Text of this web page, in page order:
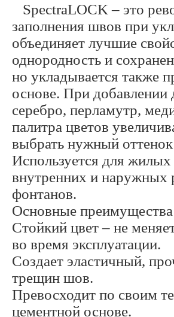
SpectraLOCK – это
заполнения швов при
объединяет лучшие
однородность и
но укладывается также
основе. При добавлении
серебро, перламутр,
палитра цветов
выбрать нужный
Используется для
внутренних и наружных
фонтанов.
Основные
Стойкий цвет – не
во время эксплуатации.
Создает эластичный,
трещин шов.
Превосходит по своим
цементной основе.